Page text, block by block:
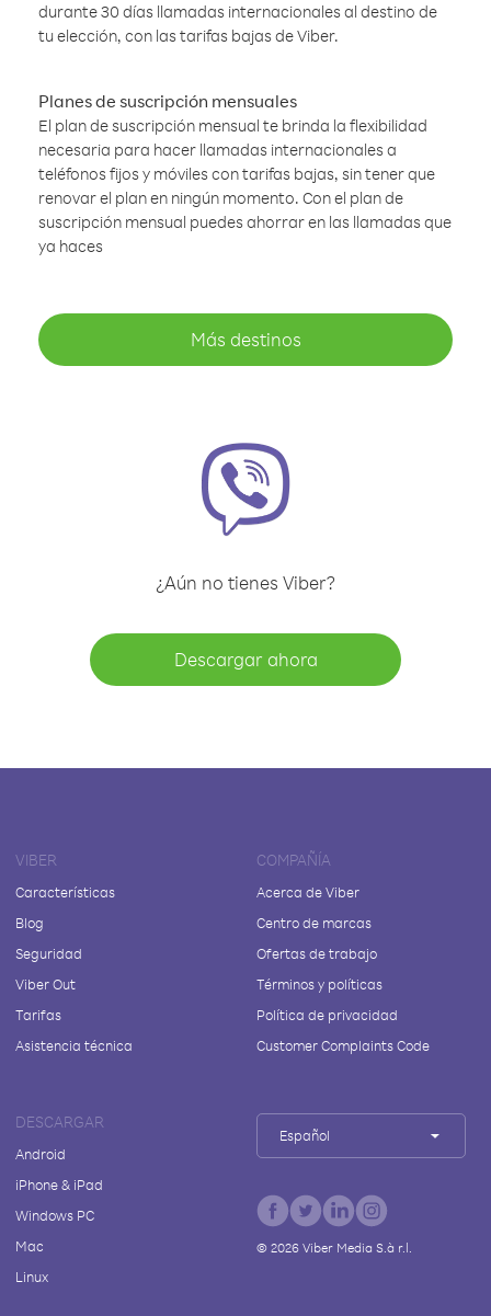
durante 30 días llamadas internacionales al destino de
tu elección, con las tarifas bajas de Viber.
Planes de suscripción mensuales
El plan de suscripción mensual te brinda la flexibilidad
necesaria para hacer llamadas internacionales a
teléfonos fijos y móviles con tarifas bajas, sin tener que
renovar el plan en ningún momento. Con el plan de
suscripción mensual puedes ahorrar en las llamadas que
ya haces
Más destinos
¿Aún no tienes Viber?
Descargar ahora
VIBER
Características
Blog
Seguridad
Viber Out
Tarifas
Asistencia técnica
COMPAÑÍA
Acerca de Viber
Centro de marcas
Ofertas de trabajo
Términos y políticas
Política de privacidad
Customer Complaints Code
DESCARGAR
Android
iPhone & iPad
Windows PC
Mac
Linux
Español
© 2026Viber Media S.à r.l.